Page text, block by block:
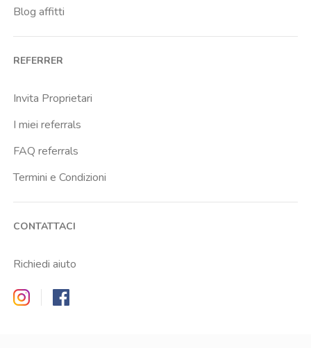
Blog affitti
REFERRER
Invita Proprietari
I miei referrals
FAQ referrals
Termini e Condizioni
CONTATTACI
Richiedi aiuto
Zappyrent on Instagram
Zappyrent on Facebook